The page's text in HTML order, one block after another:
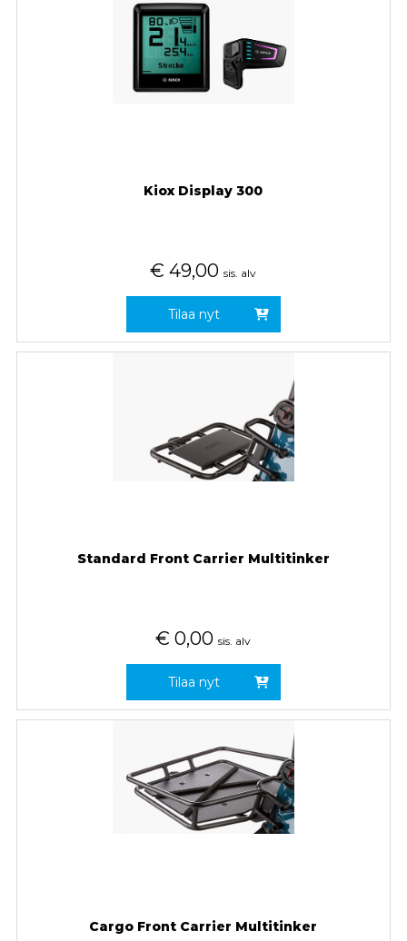
Kiox Display 300
€ 49,00 sis. alv
Tilaa nyt
Standard Front Carrier Multitinker
€ 0,00 sis. alv
Tilaa nyt
Cargo Front Carrier Multitinker